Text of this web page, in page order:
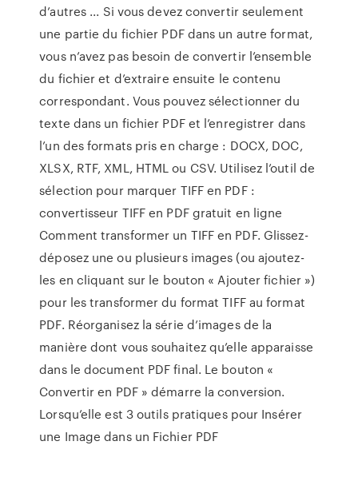
d’autres ... Si vous devez convertir seulement
une partie du fichier PDF dans un autre format,
vous n’avez pas besoin de convertir l’ensemble
du fichier et d’extraire ensuite le contenu
correspondant. Vous pouvez sélectionner du
texte dans un fichier PDF et l’enregistrer dans
l’un des formats pris en charge : DOCX, DOC,
XLSX, RTF, XML, HTML ou CSV. Utilisez l’outil de
sélection pour marquer TIFF en PDF :
convertisseur TIFF en PDF gratuit en ligne
Comment transformer un TIFF en PDF. Glissez-
déposez une ou plusieurs images (ou ajoutez-
les en cliquant sur le bouton « Ajouter fichier »)
pour les transformer du format TIFF au format
PDF. Réorganisez la série d’images de la
manière dont vous souhaitez qu’elle apparaisse
dans le document PDF final. Le bouton «
Convertir en PDF » démarre la conversion.
Lorsqu’elle est 3 outils pratiques pour Insérer
une Image dans un Fichier PDF